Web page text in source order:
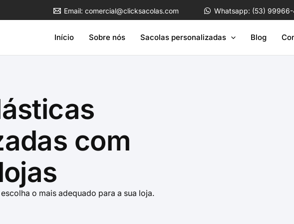
Email: comercial@clicksacolas.com Whatsapp: (53)
Início Sobre nós Sacolas personalizadas Blog
com
o mais adequado para a sua loja.